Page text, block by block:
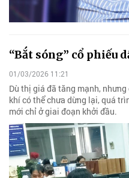
“Bắt sóng” cổ phiếu
01/03/2026 11:21
Dù thị giá đã tăng mạnh,
khí có thể chưa dừng lại, quá
mới chỉ ở giai đoạn khởi đầu.